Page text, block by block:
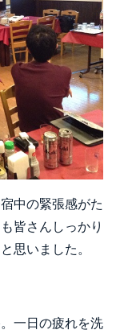
中の緊張感がた
皆さんしっかり
思いました。
一日の疲れを洗